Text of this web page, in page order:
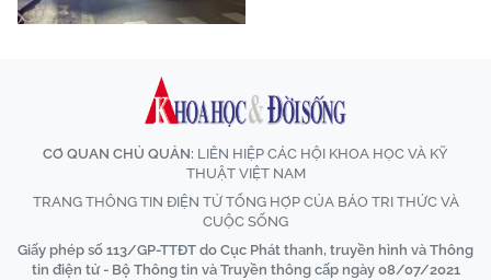
CƠ QUAN CHỦ QUẢN: LIÊN HIỆP CÁC HỘI KHOA HỌC VÀ KỸ
THUẬT VIỆT NAM
TRANG THÔNG TIN ĐIỆN TỬ TỔNG HỢP CỦA BÁO TRI THỨC VÀ
CUỘC SỐNG
Giấy phép số 113/GP-TTĐT do Cục Phát thanh, truyền hình và Thông
tin điện tử - Bộ Thông tin và Truyền thông cấp ngày 08/07/2021